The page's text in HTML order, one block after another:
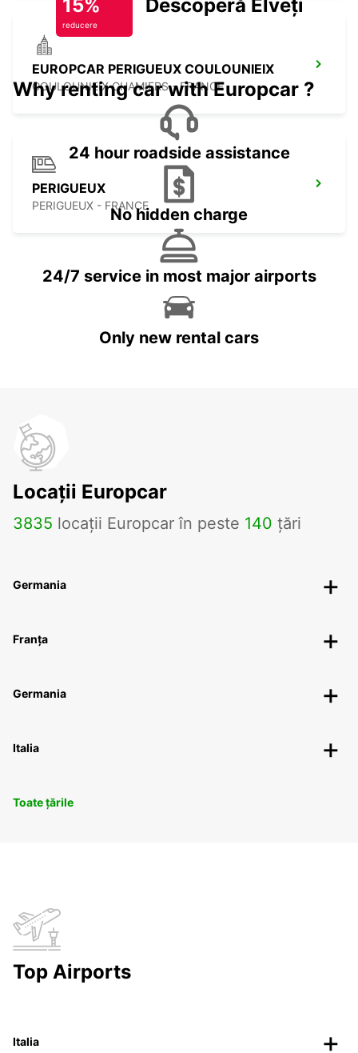
EUROPCAR PERIGUEUX COULOUNIEIX
COULOUNIEIX CHAMIERS - FRANCE
PERIGUEUX
PERIGUEUX - FRANCE
15%
reducere
Descoperă Elveția
Why renting car with Europcar ?
24 hour roadside assistance
No hidden charge
24/7 service in most major airports
Only new rental cars
Locații Europcar
3835 locații Europcar în peste 140 țări
Germania
Franța
Germania
Italia
Toate țările
Top Airports
Italia